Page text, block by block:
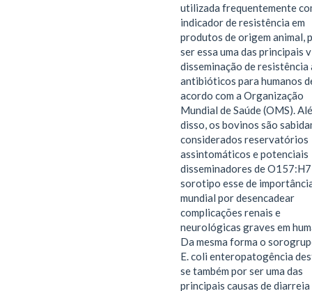
utilizada frequentemente
indicador de resistência em
produtos de origem animal,
ser essa uma das principais
disseminação de resistência
antibióticos para humanos
acordo com a Organização
Mundial de Saúde (OMS).
disso, os bovinos são
considerados reservatórios
assintomáticos e potenciais
disseminadores de
sorotipo esse de
mundial por desencadear
complicações renais e
neurológicas graves em
Da mesma forma o
E. coli enteropatogência
se também por ser uma das
principais causas de diarreia